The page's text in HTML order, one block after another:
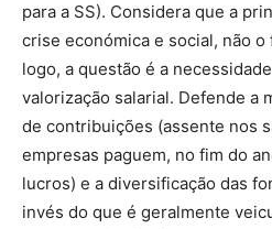
para a SS). Considera que a
crise económica e social, não
logo, a questão é a
valorização salarial. Defende a
de contribuições (assente nos
empresas paguem, no fim do
lucros) e a diversificação das
invés do que é geralmente